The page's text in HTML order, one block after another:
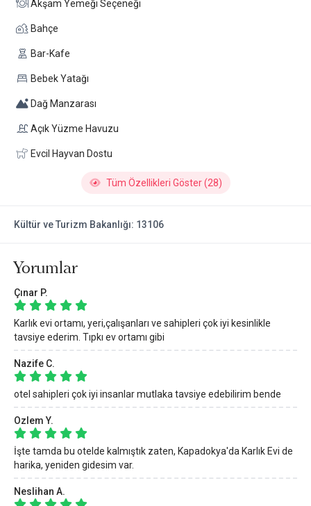
almaktadır.
Akşam Yemeği Seçeneği
Bahçe
Bar-Kafe
Bebek Yatağı
Dağ Manzarası
Açık Yüzme Havuzu
Evcil Hayvan Dostu
Tüm Özellikleri Göster (28)
Kültür ve Turizm Bakanlığı: 13106
Yorumlar
Çınar P.
Karlık evi ortamı, yeri,çalışanları ve sahipleri çok iyi kesinlikle
tavsiye ederim. Tıpkı ev ortamı gibi
Nazife C.
otel sahipleri çok iyi insanlar mutlaka tavsiye edebilirim bende
Ozlem Y.
İşte tamda bu otelde kalmıştık zaten, Kapadokya'da Karlık Evi de
harika, yeniden gidesim var.
Neslihan A.